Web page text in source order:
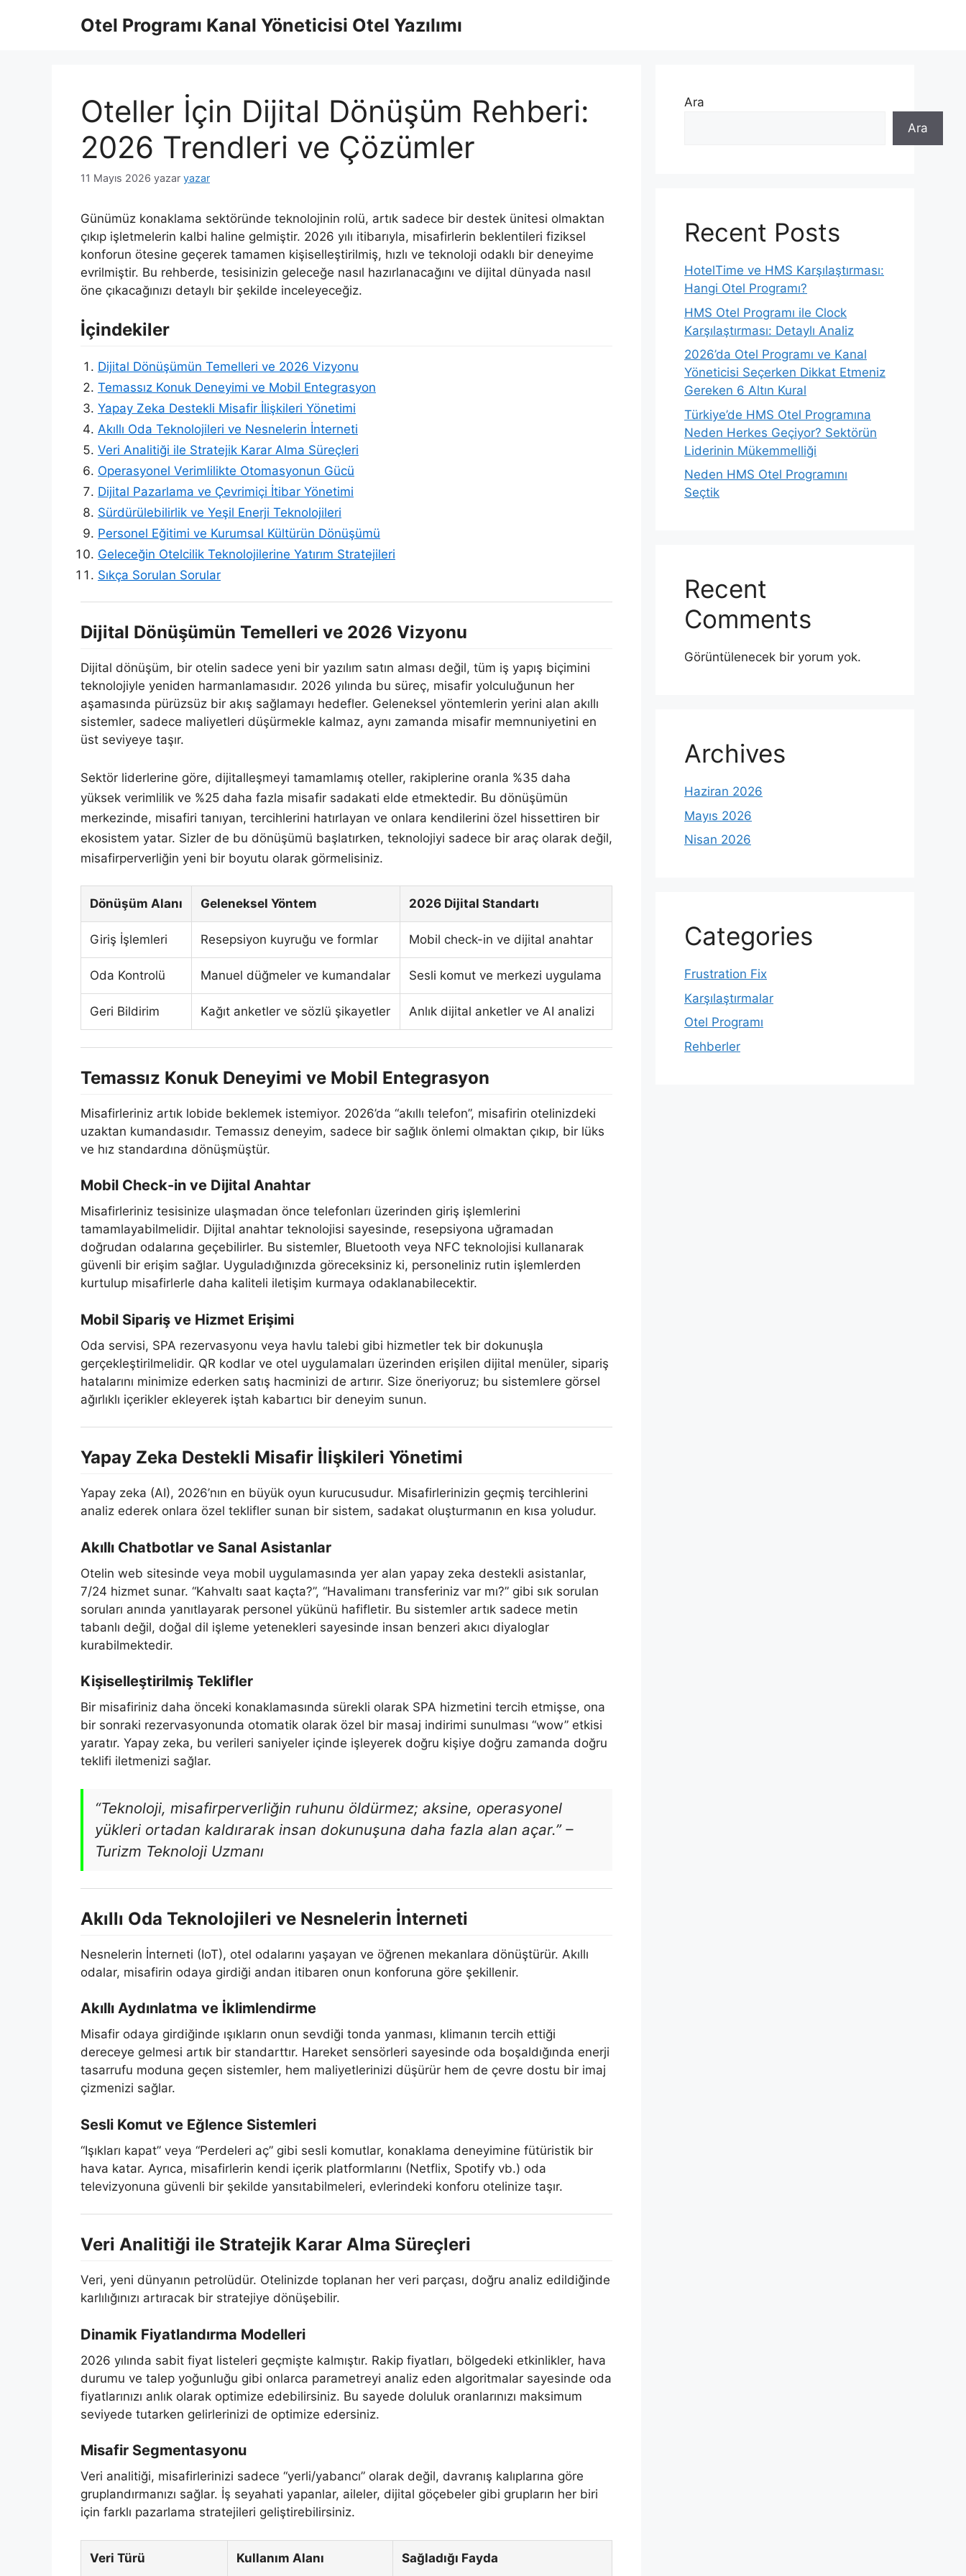
Otel Programı Kanal Yöneticisi Otel Yazılımı
Oteller İçin Dijital Dönüşüm Rehberi:
2026 Trendleri ve Çözümler
11 Mayıs 2026 yazar yazar
Günümüz konaklama sektöründe teknolojinin rolü, artık sadece bir destek ünitesi olmaktan
çıkıp işletmelerin kalbi haline gelmiştir. 2026 yılı itibarıyla, misafirlerin beklentileri fiziksel
konforun ötesine geçerek tamamen kişiselleştirilmiş, hızlı ve teknoloji odaklı bir deneyime
evrilmiştir. Bu rehberde, tesisinizin geleceğe nasıl hazırlanacağını ve dijital dünyada nasıl
öne çıkacağınızı detaylı bir şekilde inceleyeceğiz.
İçindekiler
Dijital Dönüşümün Temelleri ve 2026 Vizyonu
Temassız Konuk Deneyimi ve Mobil Entegrasyon
Yapay Zeka Destekli Misafir İlişkileri Yönetimi
Akıllı Oda Teknolojileri ve Nesnelerin İnterneti
Veri Analitiği ile Stratejik Karar Alma Süreçleri
Operasyonel Verimlilikte Otomasyonun Gücü
Dijital Pazarlama ve Çevrimiçi İtibar Yönetimi
Sürdürülebilirlik ve Yeşil Enerji Teknolojileri
Personel Eğitimi ve Kurumsal Kültürün Dönüşümü
Geleceğin Otelcilik Teknolojilerine Yatırım Stratejileri
Sıkça Sorulan Sorular
Dijital Dönüşümün Temelleri ve 2026 Vizyonu
Dijital dönüşüm, bir otelin sadece yeni bir yazılım satın alması değil, tüm iş yapış biçimini
teknolojiyle yeniden harmanlamasıdır. 2026 yılında bu süreç, misafir yolculuğunun her
aşamasında pürüzsüz bir akış sağlamayı hedefler. Geleneksel yöntemlerin yerini alan akıllı
sistemler, sadece maliyetleri düşürmekle kalmaz, aynı zamanda misafir memnuniyetini en
üst seviyeye taşır.
Sektör liderlerine göre, dijitalleşmeyi tamamlamış oteller, rakiplerine oranla %35 daha
yüksek verimlilik ve %25 daha fazla misafir sadakati elde etmektedir. Bu dönüşümün
merkezinde, misafiri tanıyan, tercihlerini hatırlayan ve onlara kendilerini özel hissettiren bir
ekosistem yatar. Sizler de bu dönüşümü başlatırken, teknolojiyi sadece bir araç olarak değil,
misafirperverliğin yeni bir boyutu olarak görmelisiniz.
Dönüşüm Alanı Geleneksel Yöntem 2026 Dijital Standartı
Giriş İşlemleri Resepsiyon kuyruğu ve formlar Mobil check-in ve dijital anahtar
Oda Kontrolü Manuel düğmeler ve kumandalar Sesli komut ve merkezi uygulama
Geri Bildirim Kağıt anketler ve sözlü şikayetler Anlık dijital anketler ve AI analizi
Temassız Konuk Deneyimi ve Mobil Entegrasyon
Misafirleriniz artık lobide beklemek istemiyor. 2026’da “akıllı telefon”, misafirin otelinizdeki
uzaktan kumandasıdır. Temassız deneyim, sadece bir sağlık önlemi olmaktan çıkıp, bir lüks
ve hız standardına dönüşmüştür.
Mobil Check-in ve Dijital Anahtar
Misafirleriniz tesisinize ulaşmadan önce telefonları üzerinden giriş işlemlerini
tamamlayabilmelidir. Dijital anahtar teknolojisi sayesinde, resepsiyona uğramadan
doğrudan odalarına geçebilirler. Bu sistemler, Bluetooth veya NFC teknolojisi kullanarak
güvenli bir erişim sağlar. Uyguladığınızda göreceksiniz ki, personeliniz rutin işlemlerden
kurtulup misafirlerle daha kaliteli iletişim kurmaya odaklanabilecektir.
Mobil Sipariş ve Hizmet Erişimi
Oda servisi, SPA rezervasyonu veya havlu talebi gibi hizmetler tek bir dokunuşla
gerçekleştirilmelidir. QR kodlar ve otel uygulamaları üzerinden erişilen dijital menüler, sipariş
hatalarını minimize ederken satış hacminizi de artırır. Size öneriyoruz; bu sistemlere görsel
ağırlıklı içerikler ekleyerek iştah kabartıcı bir deneyim sunun.
Yapay Zeka Destekli Misafir İlişkileri Yönetimi
Yapay zeka (AI), 2026’nın en büyük oyun kurucusudur. Misafirlerinizin geçmiş tercihlerini
analiz ederek onlara özel teklifler sunan bir sistem, sadakat oluşturmanın en kısa yoludur.
Akıllı Chatbotlar ve Sanal Asistanlar
Otelin web sitesinde veya mobil uygulamasında yer alan yapay zeka destekli asistanlar,
7/24 hizmet sunar. “Kahvaltı saat kaçta?”, “Havalimanı transferiniz var mı?” gibi sık sorulan
soruları anında yanıtlayarak personel yükünü hafifletir. Bu sistemler artık sadece metin
tabanlı değil, doğal dil işleme yetenekleri sayesinde insan benzeri akıcı diyaloglar
kurabilmektedir.
Kişiselleştirilmiş Teklifler
Bir misafiriniz daha önceki konaklamasında sürekli olarak SPA hizmetini tercih etmişse, ona
bir sonraki rezervasyonunda otomatik olarak özel bir masaj indirimi sunulması “wow” etkisi
yaratır. Yapay zeka, bu verileri saniyeler içinde işleyerek doğru kişiye doğru zamanda doğru
teklifi iletmenizi sağlar.
“Teknoloji, misafirperverliğin ruhunu öldürmez; aksine, operasyonel
yükleri ortadan kaldırarak insan dokunuşuna daha fazla alan açar.”–
Turizm Teknoloji Uzmanı
Akıllı Oda Teknolojileri ve Nesnelerin İnterneti
Nesnelerin İnterneti (IoT), otel odalarını yaşayan ve öğrenen mekanlara dönüştürür. Akıllı
odalar, misafirin odaya girdiği andan itibaren onun konforuna göre şekillenir.
Akıllı Aydınlatma ve İklimlendirme
Misafir odaya girdiğinde ışıkların onun sevdiği tonda yanması, klimanın tercih ettiği
dereceye gelmesi artık bir standarttır. Hareket sensörleri sayesinde oda boşaldığında enerji
tasarrufu moduna geçen sistemler, hem maliyetlerinizi düşürür hem de çevre dostu bir imaj
çizmenizi sağlar.
Sesli Komut ve Eğlence Sistemleri
“Işıkları kapat” veya “Perdeleri aç” gibi sesli komutlar, konaklama deneyimine fütüristik bir
hava katar. Ayrıca, misafirlerin kendi içerik platformlarını (Netflix, Spotify vb.) oda
televizyonuna güvenli bir şekilde yansıtabilmeleri, evlerindeki konforu otelinize taşır.
Veri Analitiği ile Stratejik Karar Alma Süreçleri
Veri, yeni dünyanın petrolüdür. Otelinizde toplanan her veri parçası, doğru analiz edildiğinde
karlılığınızı artıracak bir stratejiye dönüşebilir.
Dinamik Fiyatlandırma Modelleri
2026 yılında sabit fiyat listeleri geçmişte kalmıştır. Rakip fiyatları, bölgedeki etkinlikler, hava
durumu ve talep yoğunluğu gibi onlarca parametreyi analiz eden algoritmalar sayesinde oda
fiyatlarınızı anlık olarak optimize edebilirsiniz. Bu sayede doluluk oranlarınızı maksimum
seviyede tutarken gelirlerinizi de optimize edersiniz.
Misafir Segmentasyonu
Veri analitiği, misafirlerinizi sadece “yerli/yabancı” olarak değil, davranış kalıplarına göre
gruplandırmanızı sağlar. İş seyahati yapanlar, aileler, dijital göçebeler gibi grupların her biri
için farklı pazarlama stratejileri geliştirebilirsiniz.
Veri Türü Kullanım Alanı Sağladığı Fayda
Ara
Ara
Recent Posts
HotelTime ve HMS Karşılaştırması:
Hangi Otel Programı?
HMS Otel Programı ile Clock
Karşılaştırması: Detaylı Analiz
2026’da Otel Programı ve Kanal
Yöneticisi Seçerken Dikkat Etmeniz
Gereken 6 Altın Kural
Türkiye’de HMS Otel Programına
Neden Herkes Geçiyor? Sektörün
Liderinin Mükemmelliği
Neden HMS Otel Programını
Seçtik
Recent
Comments
Görüntülenecek bir yorum yok.
Archives
Haziran 2026
Mayıs 2026
Nisan 2026
Categories
Frustration Fix
Karşılaştırmalar
Otel Programı
Rehberler